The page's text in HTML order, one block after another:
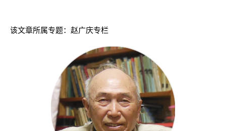
该文章所属专题： 赵广庆专栏